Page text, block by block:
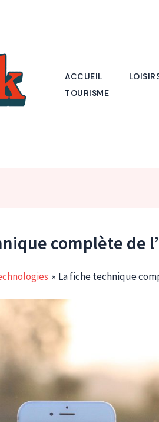
ACCUEIL
TOURISME
complète de
La fiche technique